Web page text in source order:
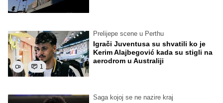
1
Prelijepe scene u Perthu
Igrači Juventusa su shvatili ko je
Kerim Alajbegović kada su stigli na
aerodrom u Australiji
Saga kojoj se ne nazire kraj